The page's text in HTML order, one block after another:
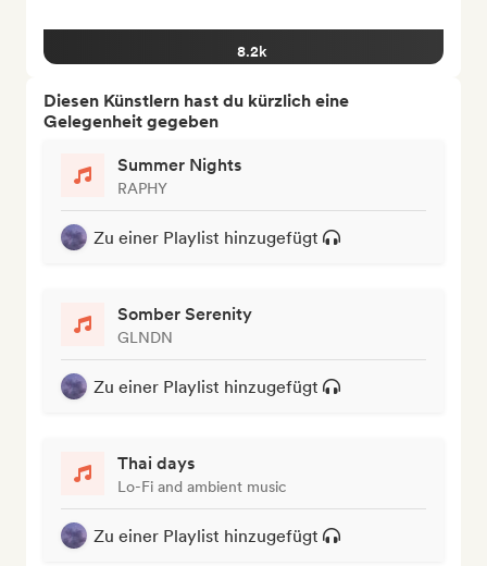
8.2k
Diesen Künstlern hast du kürzlich eine
Gelegenheit gegeben
Summer Nights
RAPHY
Zu einer Playlist hinzugefügt
Somber Serenity
GLNDN
Zu einer Playlist hinzugefügt
Thai days
Lo-Fi and ambient music
Zu einer Playlist hinzugefügt